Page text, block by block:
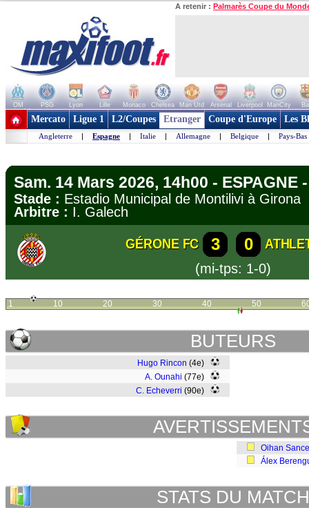
A retenir : Palmarès Coupe du
OM PSG Lyon Lille Monaco Chelsea Man Utd Arsenal Liverpool ManCity
+ de clubs
Mercato Ligue 1 L2/Coupes Etranger Coupe d'Europe Les
Angleterre | Espagne | Italie | Allemagne | Belgique | Pays-Bas
Sam. 14 Mars 2026, 14h00 - ESPAGNE
Stade : Estadio Municipal de Montilivi à
Arbitre : I. Galech
GÉRONE FC 3 0
(mi-tps: 1-0)
1 10 20 30 40 50
BUTEURS
Hugo Rincon (4e)
A. Ounahi (77e)
C. Echeverri (90e)
Oihan
Álex
STATS DU MATCH